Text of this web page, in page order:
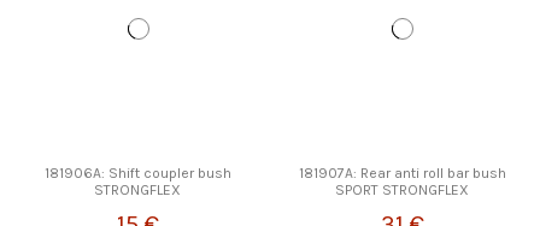
181906A: Shift coupler bush
STRONGFLEX
181907A: Rear anti roll bar bush
SPORT STRONGFLEX